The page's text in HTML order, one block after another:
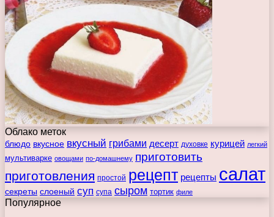
Облако меток
блюдо вкусное вкусный грибами десерт духовке курицей легкий
мультиварке овощами по-домашнему приготовить
приготовления простой рецепт рецепты салат
секреты слоеный суп супа сыром тортик филе
Популярное